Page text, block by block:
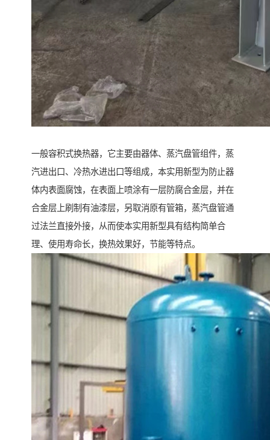
一般容积式换热器，它主要由器体、蒸汽盘管组件，蒸
汽进出口、冷热水进出口等组成，本实用新型为防止器
体内表面腐蚀，在表面上喷涂有一层防腐合金层，并在
合金层上刷制有油漆层，另取消原有管箱，蒸汽盘管通
过法兰直接外接，从而使本实用新型具有结构简单合
理、使用寿命长，换热效果好，节能等特点。